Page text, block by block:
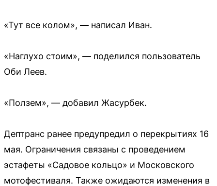
«Тут все колом», — написал Иван.
«Наглухо стоим», — поделился пользователь
Оби Леев.
«Ползем», — добавил Жасурбек.
Дептранс ранее предупредил о перекрытиях 16
мая. Ограничения связаны с проведением
эстафеты «Садовое кольцо» и Московского
мотофестиваля. Также ожидаются изменения в